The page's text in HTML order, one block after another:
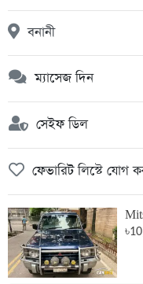
বনানী
ম্যাসেজ দিন
সেইফ ডিল
ফেভারিট লিস্টে যোগ